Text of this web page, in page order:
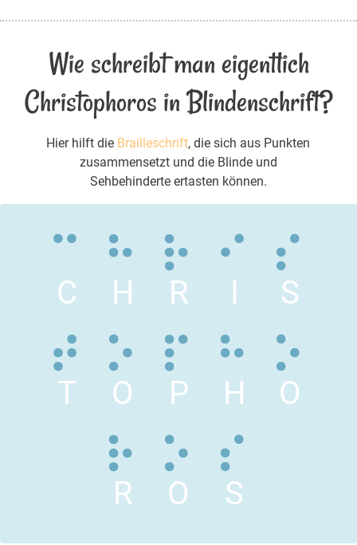
Wie schreibt man eigentlich
Christophoros in Blindenschrift?
Hier hilft die Brailleschrift, die sich aus Punkten
zusammensetzt und die Blinde und
Sehbehinderte ertasten können.
C H R I S
T O P H O
R O S